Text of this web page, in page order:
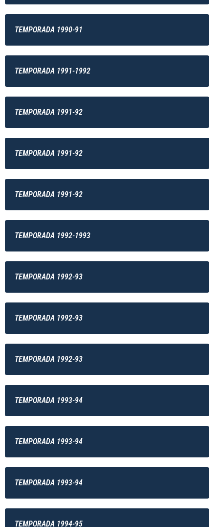
TEMPORADA 1990-91
TEMPORADA 1991-1992
TEMPORADA 1991-92
TEMPORADA 1991-92
TEMPORADA 1991-92
TEMPORADA 1992-1993
TEMPORADA 1992-93
TEMPORADA 1992-93
TEMPORADA 1992-93
TEMPORADA 1993-94
TEMPORADA 1993-94
TEMPORADA 1993-94
TEMPORADA 1994-95